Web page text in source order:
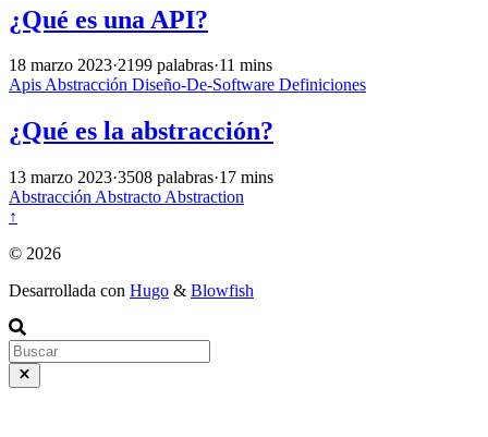
¿Qué es una API?
18 marzo 2023·2199 palabras·11 mins
ApisAbstracción Diseño-De-Software Definiciones
¿Qué es la abstracción?
13 marzo 2023·3508 palabras·17 mins
Abstracción Abstracto Abstraction
↑
© 2026
Desarrollada con Hugo & Blowfish